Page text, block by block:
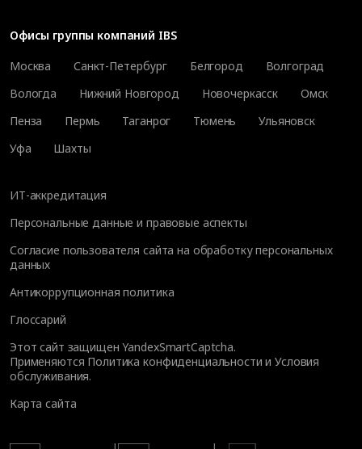
Офисы группы компаний IBS
Москва
Санкт-Петербург Белгород
Волгоград
Вологда
Нижний Новгород Новочеркасск
Омск
Пенза
Пермь Таганрог Тюмень
Ульяновск
Уфа
Шахты
ИТ-аккредитация
Персональные данные и правовые аспекты
Согласие пользователя сайта на обработку персональных
данных
Антикоррупционная политика
Глоссарий
Этот сайт защищен YandexSmartCaptcha.
Применяются Политика конфиденциальности иУсловия
обслуживания.
Карта сайта